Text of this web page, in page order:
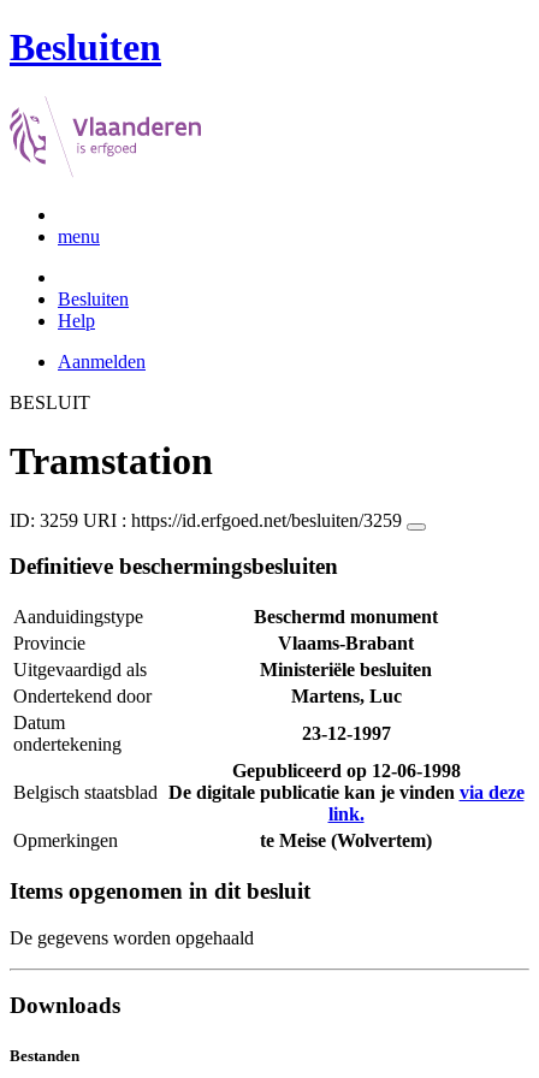
Besluiten
menu
Besluiten
Help
Aanmelden
BESLUIT
Tramstation
ID: 3259 URI : https://id.erfgoed.net/besluiten/3259
Definitieve beschermingsbesluiten
Aanduidingstype
Beschermd monument
Provincie
Vlaams-Brabant
Uitgevaardigd als
Ministeriële besluiten
Ondertekend door
Martens, Luc
Datum
ondertekening
23-12-1997
Belgisch staatsblad
Gepubliceerd op 12-06-1998
De digitale publicatie kan je vinden via deze
link.
Opmerkingen
te Meise (Wolvertem)
Items opgenomen in dit besluit
De gegevens worden opgehaald
Downloads
Bestanden